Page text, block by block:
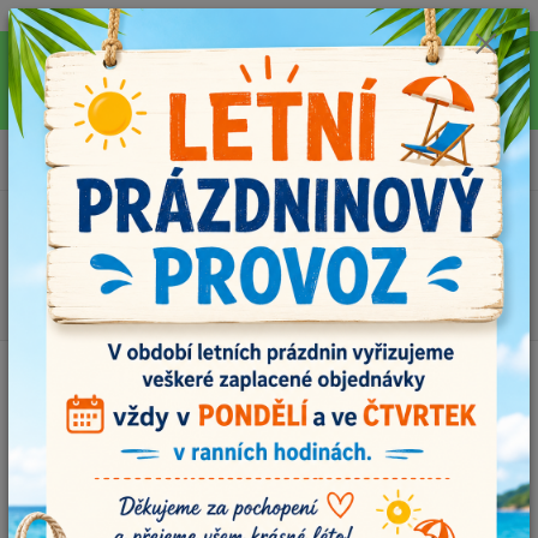
Pro rychlejší vyřízení Vašich dotazů, využijte během letních prázdnin náš
email info@i-prize.cz. Děkujeme. !!! POZOR ZMĚNA !!! V PONDĚLÍ 10.8.
NEVYŘIZUJEME ŽÁDNÉ OBJEDNÁVKY, ODESÍLAT BUDEME V ÚTERÝ
11.8. DĚKUJEME ZA POCHOPENÍ!
Menu
Hledat
+420704179566 0ks
za0,00 Kč
Dolphin baby 80331 tmavě zelená
Dolphin baby 80331 tmavě
zelená
TOP produkt